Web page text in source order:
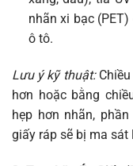
nhãn xi bạc
ô tô.
Lưu ý kỹ thuật:Chiều
hơn hoặc bằng
hẹp hơn nhãn,
giấy ráp sẽ bị ma